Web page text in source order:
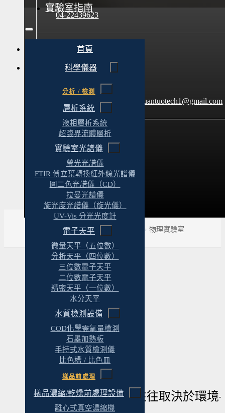
實驗室指南
首頁
科學儀器
分析 / 檢測
層析系統
液相層析系統
超臨界流體層析
實驗室光譜儀
螢光光譜儀
FTIR 傅立葉轉換紅外線光譜儀
圓二色光譜儀（CD）
拉曼光譜儀
旋光度光譜儀（旋光儀）
UV-Vis 分光光度計
電子天平
微量天平（五位數）
分析天平（四位數）
三位數電子天平
二位數電子天平
精密天平（一位數）
水分天平
水質檢測設備
COD化學需氧量檢測
石墨加熱板
手持式水質檢測儀
比色槽 / 比色皿
樣品前處理
樣品濃縮/乾燥前處理設備
離心式真空濃縮機
04-22439623
E-mail
client@yt-technology.com yuantuotech1@gmail.com
官方LINE
@469mcfzt
實驗室建置完整解決方案 › 物理實驗室
物理實驗室的成敗往往取決於環